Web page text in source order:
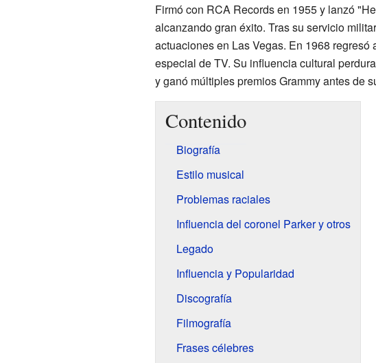
Firmó con RCA Records en 1955 y lanzó
alcanzando gran éxito. Tras su servicio
actuaciones en Las Vegas. En 1968 regresó
especial de TV. Su influencia cultural
y ganó múltiples premios Grammy antes de
Contenido
Biografía
Estilo musical
Problemas raciales
Influencia del coronel Parker y otros
Legado
Influencia y Popularidad
Discografía
Filmografía
Frases célebres